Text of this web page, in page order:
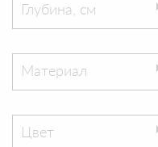
Глубина, см
Материал
Цвет